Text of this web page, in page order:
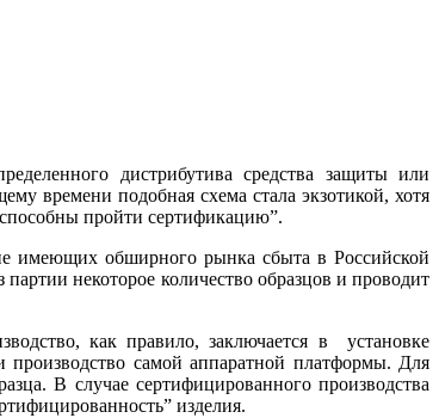
дистрибутива средства защиты или
времени подобная схема стала экзотикой, хотя
пройти сертификацию”.
имеющих обширного рынка сбыта в Российской
некоторое количество образцов и проводит
как правило, заключается в установке
производство самой аппаратной платформы. Для
В случае сертифицированного производства
изделия.